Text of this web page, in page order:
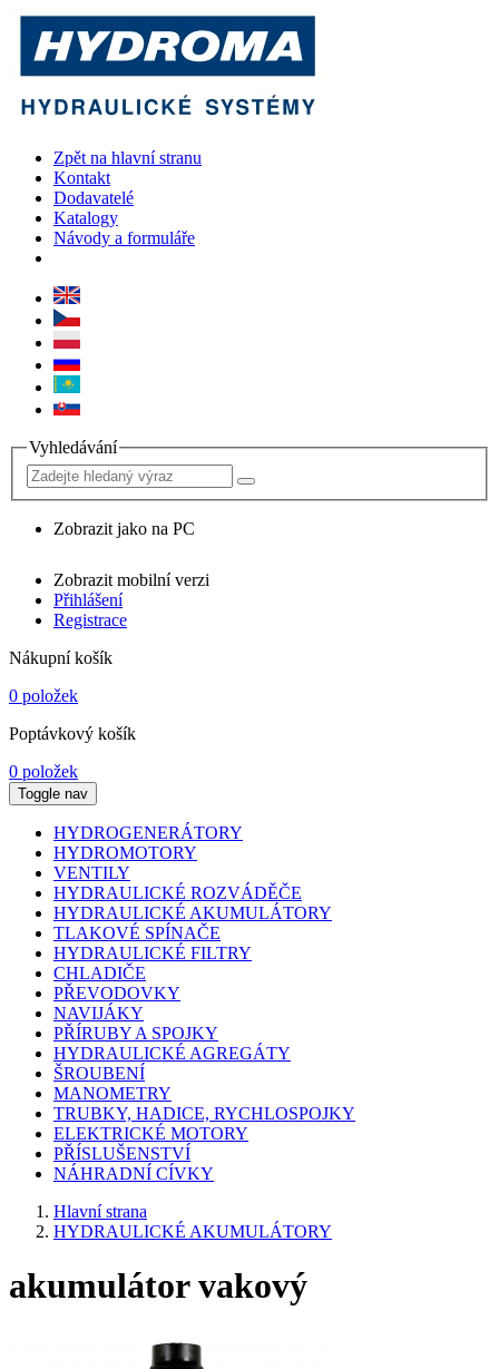
Zpět na hlavní stranu
Kontakt
Dodavatelé
Katalogy
Návody a formuláře
Vyhledávání
Zobrazit jako na PC
Zobrazit mobilní verzi
Přihlášení
Registrace
Nákupní košík
0 položek
Poptávkový košík
0 položek
Toggle nav
HYDROGENERÁTORY
HYDROMOTORY
VENTILY
HYDRAULICKÉ ROZVÁDĚČE
HYDRAULICKÉ AKUMULÁTORY
TLAKOVÉ SPÍNAČE
HYDRAULICKÉ FILTRY
CHLADIČE
PŘEVODOVKY
NAVIJÁKY
PŘÍRUBY A SPOJKY
HYDRAULICKÉ AGREGÁTY
ŠROUBENÍ
MANOMETRY
TRUBKY, HADICE, RYCHLOSPOJKY
ELEKTRICKÉ MOTORY
PŘÍSLUŠENSTVÍ
NÁHRADNÍ CÍVKY
Hlavní strana
HYDRAULICKÉ AKUMULÁTORY
akumulátor vakový